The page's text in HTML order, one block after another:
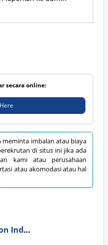
secara online:
meminta imbalan atau biaya
di situs ini jika ada
kami atau perusahaan
atau akomodasi atau hal
Lowongan Kerja PT Nippon Indosari Corpindo Tbk. Bulan Agustus 2026